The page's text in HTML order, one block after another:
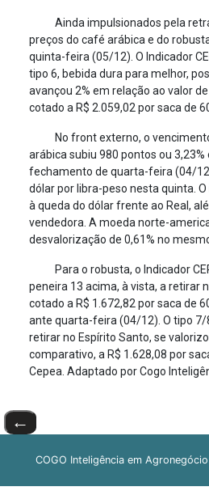
Ainda impulsionados pela
preços do café arábica e do
quinta-feira (05/12). O Indicador
tipo 6, bebida dura para melhor,
avançou 2% em relação ao valor
cotado a R$ 2.059,02 por saca de
No front externo, o
arábica subiu 980 pontos ou 3,23%
fechamento de quarta-feira (04/
dólar por libra-peso nesta quinta.
à queda do dólar frente ao Real,
vendedora. A moeda norte-
desvalorização de 0,61% no
Para o robusta, o Indicador
peneira 13 acima, à vista, a retirar
cotado a R$ 1.672,82 por saca de
ante quarta-feira (04/12). O tipo 7/
retirar no Espírito Santo, se
comparativo, a R$ 1.628,08 por
Cepea. Adaptado por Cogo
←
COGO Inteligência em